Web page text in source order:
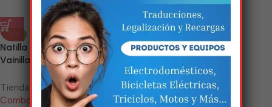
Natilla de Chocolate y/o
Vainilla
Tienda:
Combos Las Tunas
Paquete de Chocolate en
Polvo (Choco Fiñe)
Tienda:
Combos Las Tunas
Em breve, esta página estará
disponível com novidades
incríveis. Agradecemos pela
paciência e compreensão.